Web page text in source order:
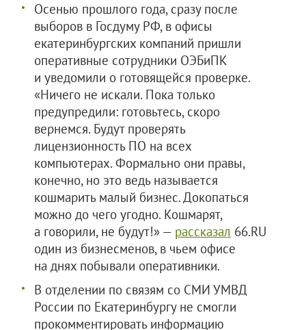
Осенью прошлого года, сразу после
выборов в Госдуму РФ, в офисы
екатеринбургских компаний пришли
оперативные сотрудники ОЭБиПК
и уведомили о готовящейся проверке.
«Ничего не искали. Пока только
предупредили: готовьтесь, скоро
вернемся. Будут проверять
лицензионность ПО на всех
компьютерах. Формально они правы,
конечно, но это ведь называется
кошмарить малый бизнес. Докопаться
можно до чего угодно. Кошмарят,
а говорили, не будут!» — рассказал 66.RU
один из бизнесменов, в чьем офисе
на днях побывали оперативники.
В отделении по связям со СМИ УМВД
России по Екатеринбургу не смогли
прокомментировать информацию